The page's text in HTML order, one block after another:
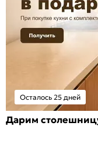
Осталось 25 дней
Дарим